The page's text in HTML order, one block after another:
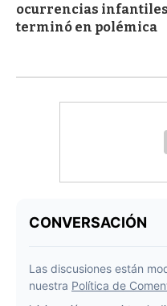
ocurrencias
terminó en polémica